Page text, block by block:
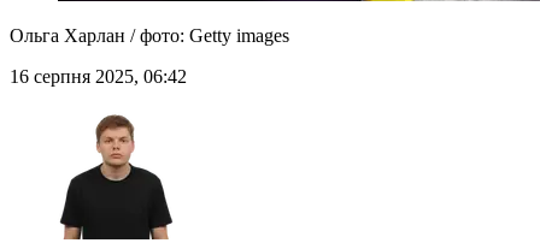
Ольга Харлан / фото: Getty images
16 серпня 2025, 06:42